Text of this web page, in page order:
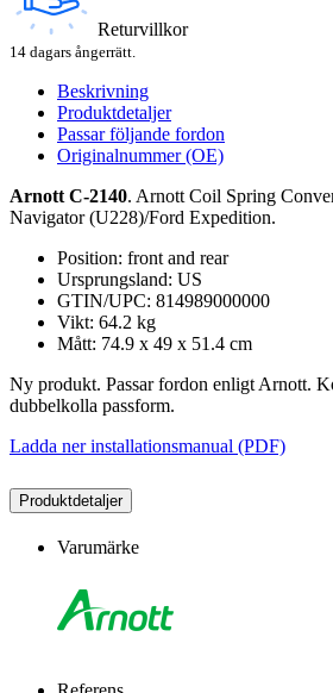
Returvillkor
14 dagars ångerrätt.
Beskrivning
Produktdetaljer
Passar följande fordon
Originalnummer (OE)
Arnott C-2140. Arnott Coil Spring
Navigator (U228)/Ford Expedition.
Position: front and rear
Ursprungsland: US
GTIN/UPC: 814989000000
Vikt: 64.2 kg
Mått: 74.9 x 49 x 51.4 cm
Ny produkt. Passar fordon enligt Arnott.
dubbelkolla passform.
Ladda ner installationsmanual (PDF)
Produktdetaljer
Varumärke